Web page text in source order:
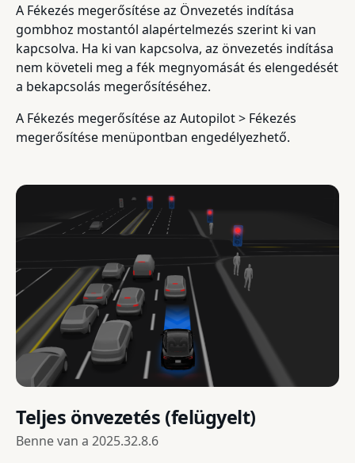
A Fékezés megerősítése az Önvezetés indítása
gombhoz mostantól alapértelmezés szerint ki van
kapcsolva. Ha ki van kapcsolva, az önvezetés indítása
nem követeli meg a fék megnyomását és elengedését
a bekapcsolás megerősítéséhez.
A Fékezés megerősítése az Autopilot > Fékezés
megerősítése menüpontban engedélyezhető.
Teljes önvezetés (felügyelt)
Benne van a 2025.32.8.6